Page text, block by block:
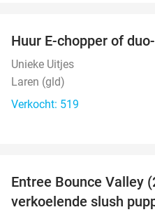
Huur E-chopper of
Unieke Uitjes
Laren (gld)
Verkocht: 519
Entree Bounce Valley
verkoelende slush